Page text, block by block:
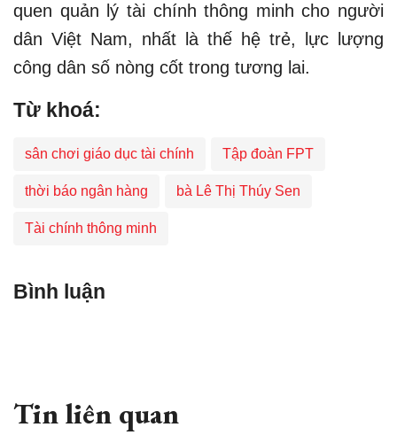
quen quản lý tài chính thông minh cho người
dân Việt Nam, nhất là thế hệ trẻ, lực lượng
công dân số nòng cốt trong tương lai.​
Từ khoá:
sân chơi giáo dục tài chính Tập đoàn FPT
thời báo ngân hàng bà Lê Thị Thúy Sen
Tài chính thông minh
Bình luận
Tin liên quan